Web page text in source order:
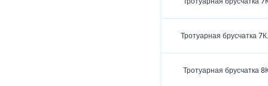
Тротуарная брусчатка
Тротуарная брусчатка